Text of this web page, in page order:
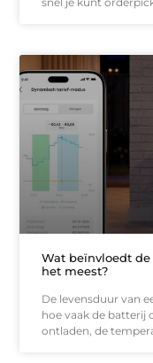
Wat beïnvloedt
het meest?
De levensduur van
hoe vaak de batterij
ontladen, de